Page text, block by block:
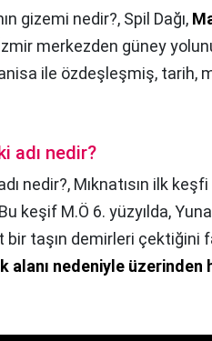
gizemi nedir?, Spil Dağı,
merkezden güney
ile özdeşleşmiş, tarih,
adı nedir?
nedir?, Mıknatısın ilk
keşif M.Ö 6. yüzyılda,
bir taşın demirleri çektiğini
alanı nedeniyle